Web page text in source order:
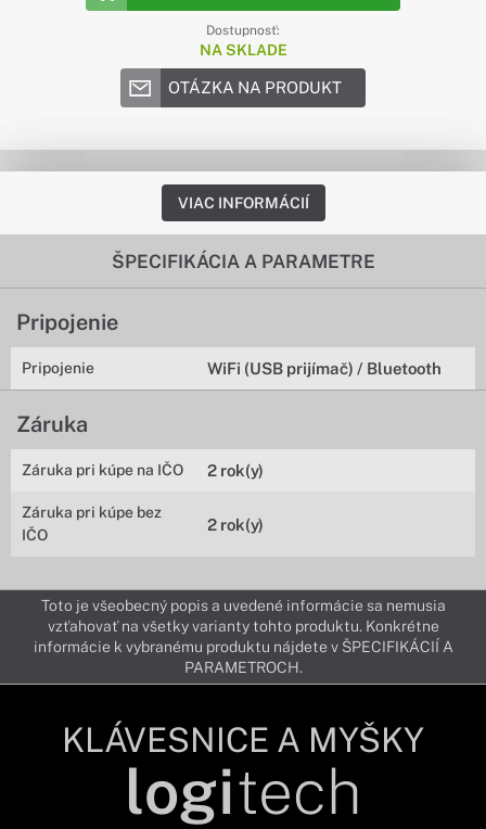
Dostupnosť:
NA SKLADE
OTÁZKA NA PRODUKT
VIAC INFORMÁCIÍ
ŠPECIFIKÁCIA A PARAMETRE
Pripojenie
Pripojenie WiFi (USB prijímač) / Bluetooth
Záruka
Záruka pri kúpe na IČO 2 rok(y)
Záruka pri kúpe bez
IČO
2 rok(y)
Toto je všeobecný popis a uvedené informácie sa nemusia
vzťahovať na všetky varianty tohto produktu. Konkrétne
informácie k vybranému produktu nájdete v ŠPECIFIKÁCIÍ A
PARAMETROCH.
KLÁVESNICE A MYŠKY
logitech